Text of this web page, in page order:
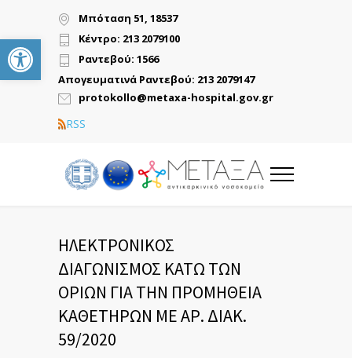
Ανοίξτε τη γραμμή εργαλείων
Μπόταση 51, 18537
Κέντρο: 213 2079100
Ραντεβού: 1566
Απογευματινά Ραντεβού: 213 2079147
protokollo@metaxa-hospital.gov.gr
RSS
ΗΛΕΚΤΡΟΝΙΚΟΣ
ΔΙΑΓΩΝΙΣΜΟΣ ΚΑΤΩ ΤΩΝ
ΟΡΙΩΝ ΓΙΑ ΤΗΝ ΠΡΟΜΗΘΕΙΑ
ΚΑΘΕΤΗΡΩΝ ΜΕ ΑΡ. ΔΙΑΚ.
59/2020